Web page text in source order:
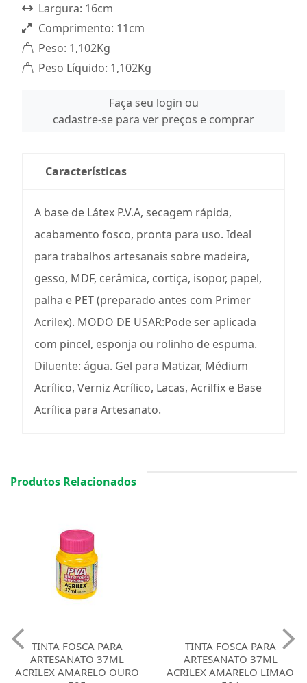
Largura: 16cm
Comprimento: 11cm
Peso: 1,102Kg
Peso Líquido: 1,102Kg
Faça seu login ou
cadastre-se para ver preços e comprar
Características
A base de Látex P.V.A, secagem rápida,
acabamento fosco, pronta para uso. Ideal
para trabalhos artesanais sobre madeira,
gesso, MDF, cerâmica, cortiça, isopor, papel,
palha e PET (preparado antes com Primer
Acrilex). MODO DE USAR:Pode ser aplicada
com pincel, esponja ou rolinho de espuma.
Diluente: água. Gel para Matizar, Médium
Acrílico, Verniz Acrílico, Lacas, Acrilfix e Base
Acrílica para Artesanato.
Produtos Relacionados
TINTA FOSCA PARA
ARTESANATO 37ML
ACRILEX AMARELO OURO
TINTA FOSCA PARA
ARTESANATO 37ML
ACRILEX AMARELO LIMAO